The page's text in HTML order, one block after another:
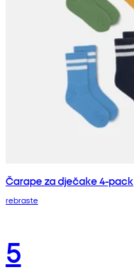
Čarape za dječake 4-pack
rebraste
5